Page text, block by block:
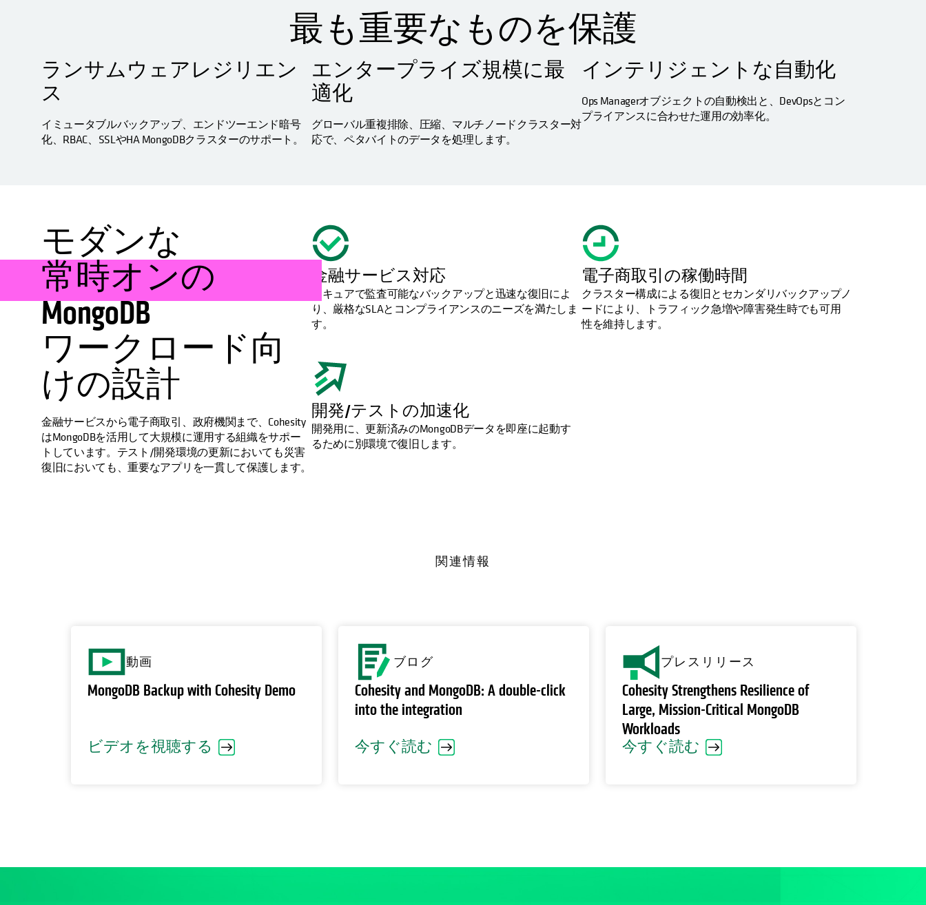
最も重要なものを保護
ランサムウェアレジリエン
ス
イミュータブルバックアップ、エンドツーエンド暗号
化、RBAC、SSLやHA MongoDBクラスターのサポート。
エンタープライズ規模に最
適化
グローバル重複排除、圧縮、マルチノードクラスター対
応で、ペタバイトのデータを処理します。
インテリジェントな自動化
Ops Managerオブジェクトの自動検出と、DevOpsとコン
プライアンスに合わせた運用の効率化。
モダンな
常時オンの
MongoDB
ワークロード向
けの設計
金融サービスから電子商取引、政府機関まで、Cohesity
はMongoDBを活用して大規模に運用する組織をサポー
トしています。テスト/開発環境の更新においても災害
復旧においても、重要なアプリを一貫して保護します。
金融サービス対応
セキュアで監査可能なバックアップと迅速な復旧によ
り、厳格なSLAとコンプライアンスのニーズを満たしま
す。
開発/テストの加速化
開発用に、更新済みのMongoDBデータを即座に起動す
るために別環境で復旧します。
電子商取引の稼働時間
クラスター構成による復旧とセカンダリバックアップノ
ードにより、トラフィック急増や障害発生時でも可用
性を維持します。
関連情報
動画
MongoDB Backup with Cohesity Demo
ビデオを視聴する
ブログ
Cohesity and MongoDB: A double-click
into the integration
今すぐ読む
プレスリリース
Cohesity Strengthens Resilience of
Large, Mission-Critical MongoDB
Workloads
今すぐ読む